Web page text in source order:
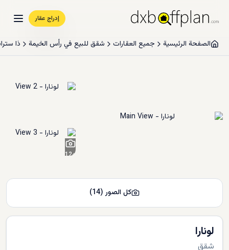
إدراج عقار
الصفحة الرئيسية جميع العقارات شقق للبيع في رأس الخيمة ذا
لونارا
شقق
+
12
كل الصور(
14
)